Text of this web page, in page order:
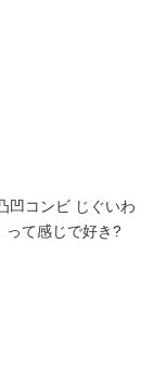
凹コンビ じぐいわ
って感じで好き?